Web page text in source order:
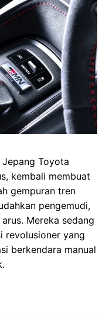
Toyota
kembali membuat
gempuran tren
pengemudi,
Mereka sedang
revolusioner yang
berkendara manual